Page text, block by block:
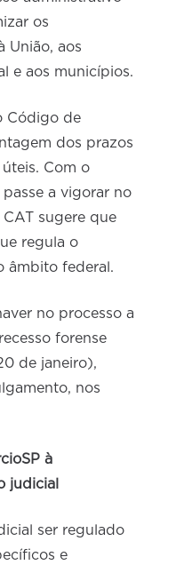
os
União, aos
e aos municípios.
Código de
dos prazos
Com o
a vigorar no
sugere que
regula o
âmbito federal.
no processo a
forense
de janeiro),
nos
à
judicial
ser regulado
e